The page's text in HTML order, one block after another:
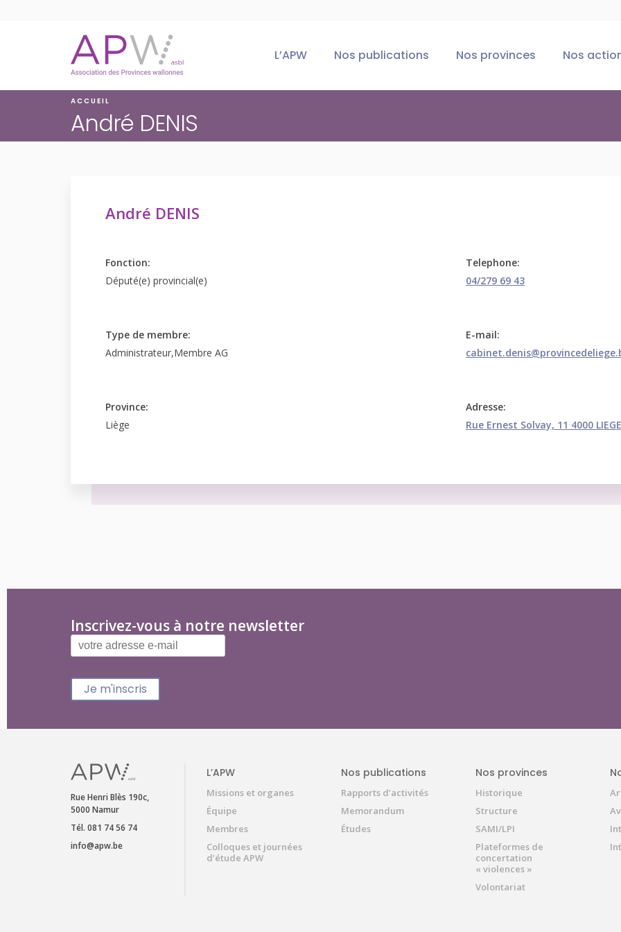
L’APW Nos publications Nos provinces Nos
ACCUEIL
André DENIS
André DENIS
Fonction:
Député(e) provincial(e)
Type de membre:
Administrateur,Membre AG
Province:
Liège
Telephone:
04/279 69 43
E-mail:
Adresse:
Rue Ernest Solvay, 11 4000 LIEGE
Inscrivez-vous à notre newsletter
Je m'inscris
Rue Henri Blès 190c,
5000 Namur
Tél. 081 74 56 74
info@apw.be
L’APW
Missions et organes
Équipe
Membres
Colloques et journées
d’étude APW
Nos publications
Rapports d’activités
Memorandum
Études
Nos provinces
Historique
Structure
SAMI/LPI
Plateformes de
concertation
« violences »
Volontariat